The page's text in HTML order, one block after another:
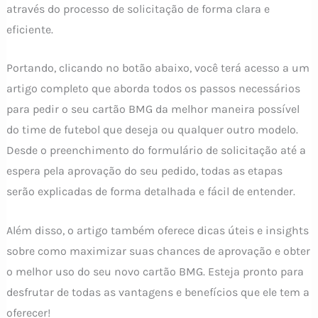
através do processo de solicitação de forma clara e
eficiente.
Portando, clicando no botão abaixo, você terá acesso a um
artigo completo que aborda todos os passos necessários
para pedir o seu cartão BMG da melhor maneira possível
do time de futebol que deseja ou qualquer outro modelo.
Desde o preenchimento do formulário de solicitação até a
espera pela aprovação do seu pedido, todas as etapas
serão explicadas de forma detalhada e fácil de entender.
Além disso, o artigo também oferece dicas úteis e insights
sobre como maximizar suas chances de aprovação e obter
o melhor uso do seu novo cartão BMG. Esteja pronto para
desfrutar de todas as vantagens e benefícios que ele tem a
oferecer!